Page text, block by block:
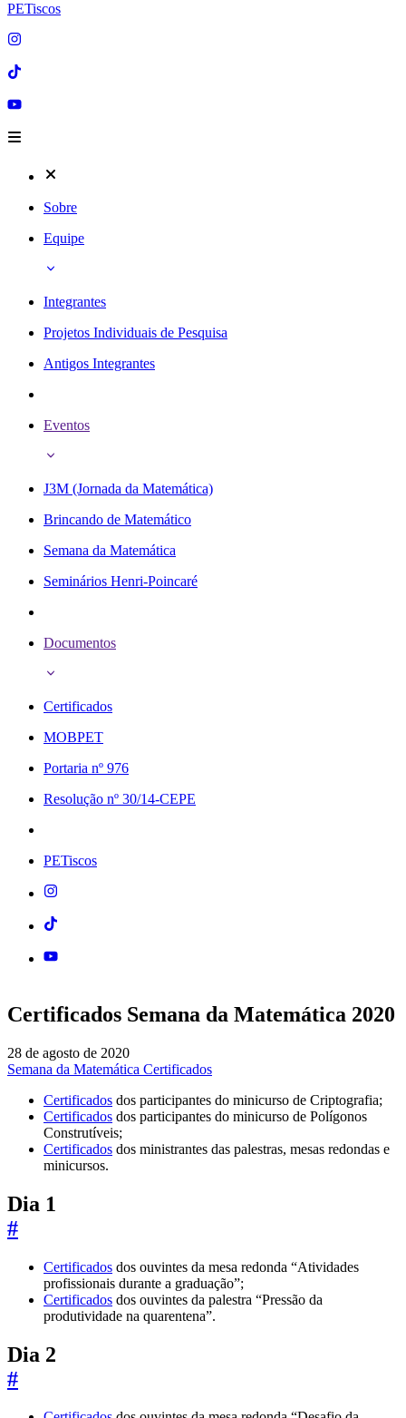
PETiscos
Sobre
Equipe
Integrantes
Projetos Individuais de Pesquisa
Antigos Integrantes
Eventos
J3M (Jornada da Matemática)
Brincando de Matemático
Semana da Matemática
Seminários Henri-Poincaré
Documentos
Certificados
MOBPET
Portaria nº 976
Resolução nº 30/14-CEPE
PETiscos
Certificados Semana da Matemática 2020
28 de agosto de 2020
Semana da Matemática Certificados
Certificados dos participantes do minicurso de Criptografia;
Certificados dos participantes do minicurso de Polígonos
Construtíveis;
Certificados dos ministrantes das palestras, mesas redondas e
minicursos.
Dia 1
#
Certificados dos ouvintes da mesa redonda “Atividades
profissionais durante a graduação”;
Certificados dos ouvintes da palestra “Pressão da
produtividade na quarentena”.
Dia 2
#